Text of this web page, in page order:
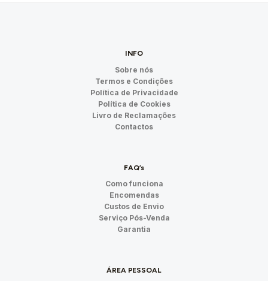
INFO
Sobre nós
Termos e Condições
Política de Privacidade
Política de Cookies
Livro de Reclamações
Contactos
FAQ’s
Como funciona
Encomendas
Custos de Envio
Serviço Pós-Venda
Garantia
ÁREA PESSOAL